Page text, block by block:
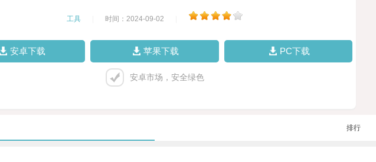
工具 时间：2024-09-02
安卓下载 苹果下载 PC下载
安卓市场，安全绿色
排行